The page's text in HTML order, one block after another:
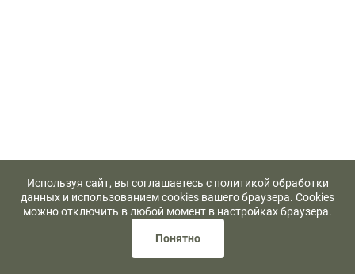
Используя сайт, вы соглашаетесь с политикой обработки
данных и использованием cookies вашего браузера. Cookies
можно отключить в любой момент в настройках браузера.
Понятно